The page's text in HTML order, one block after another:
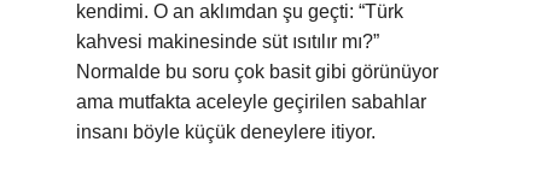
kendimi. O an aklımdan şu geçti: “Türk
kahvesi makinesinde süt ısıtılır mı?”
Normalde bu soru çok basit gibi görünüyor
ama mutfakta aceleyle geçirilen sabahlar
insanı böyle küçük deneylere itiyor.